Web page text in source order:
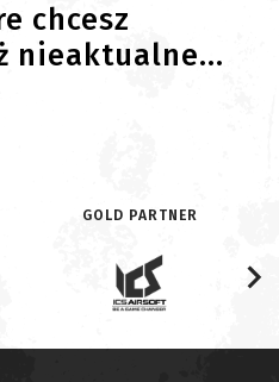
chcesz
nieaktualne...
GOLD PARTNER